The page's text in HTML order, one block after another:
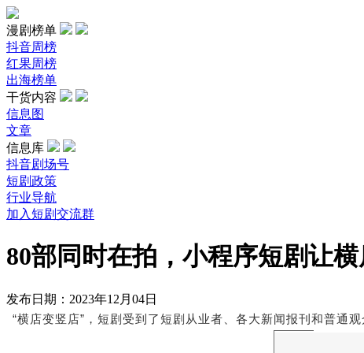
漫剧榜单
抖音周榜
红果周榜
出海榜单
干货内容
信息图
文章
信息库
抖音剧场号
短剧政策
行业导航
加入短剧交流群
80部同时在拍，小程序短剧让
发布日期：2023年12月04日
“横店变竖店”， 短剧受到了短剧从业者、 各大新闻报刊和普通